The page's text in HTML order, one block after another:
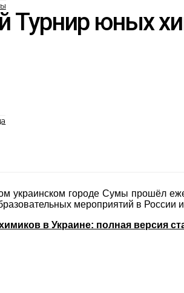
юных
украинском городе Сумы прошёл
мероприятий в
в Украине: полная версия